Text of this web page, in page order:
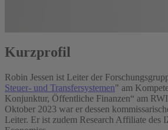
Kurzprofil
Robin Jessen ist Leiter der
Steuer- und Transfersystemen" am
Konjunktur, Öffentliche Finanzen“ am
Oktober 2023 war er dessen
Leiter. Er ist zudem Research Affiliate des